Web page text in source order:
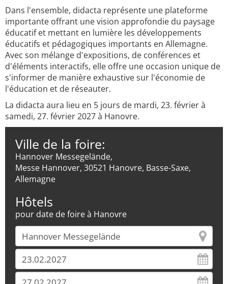
Dans l'ensemble, didacta représente une plateforme
importante offrant une vision approfondie du paysage
éducatif et mettant en lumière les développements
éducatifs et pédagogiques importants en Allemagne.
Avec son mélange d'expositions, de conférences et
d'éléments interactifs, elle offre une occasion unique de
s'informer de manière exhaustive sur l'économie de
l'éducation et de réseauter.
La didacta aura lieu en 5 jours de mardi, 23. février à
samedi, 27. février 2027 à Hanovre.
Ville de la foire:
Hannover Messegelände,
Messe Hannover, 30521 Hanovre, Basse-Saxe,
Allemagne
Hôtels
pour date de foire à Hanovre